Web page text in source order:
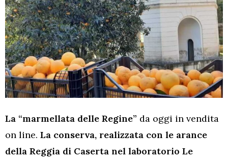
La “marmellata delle Regine” da oggi in vendita
on line. La conserva, realizzata con le arance
della Reggia di Caserta nel laboratorio Le